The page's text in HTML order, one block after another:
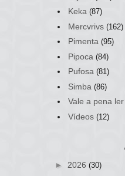
Keka (87)
Mercvrivs (162)
Pimenta (95)
Pipoca (84)
Pufosa (81)
Simba (86)
Vale a pena
Vídeos (12)
► 2026 (30)